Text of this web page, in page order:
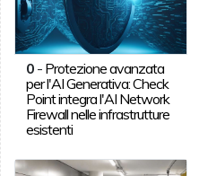
0- Protezione avanzata
per l'AI Generativa: Check
Point integra l'AI Network
Firewall nelle infrastrutture
esistenti